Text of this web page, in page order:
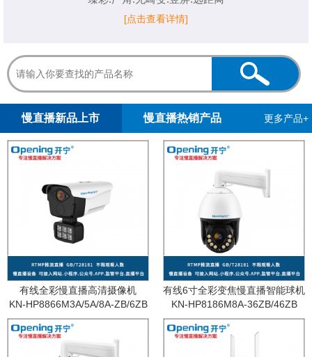
[点击查看详情]
慢直播新品上市 慢直播热销产品 更多产品+
有线全彩慢直播高清摄像机
KN-HP8866M3A/5A/8A-ZB/6ZB
有线6寸全彩变焦慢直播智能球机
KN-HP8186M8A-36ZB/46ZB